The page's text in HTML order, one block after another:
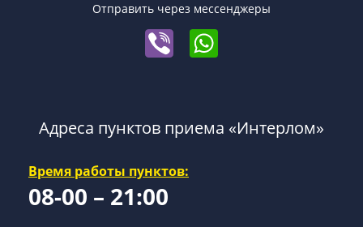
Отправить через мессенджеры
Адреса пунктов приема «Интерлом»
Время работы пунктов:
08-00 – 21:00